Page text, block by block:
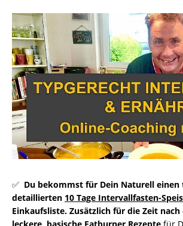
✅ Du bekommst für Dein Naturell einen
detaillierten 10 Tage Intervallfasten-
Einkaufsliste. Zusätzlich für die Zeit nach